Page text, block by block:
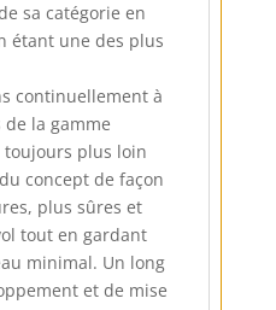
sa catégorie en
étant une des plus
continuellement à
la gamme
toujours plus loin
concept de façon
plus sûres et
tout en gardant
minimal. Un long
et de mise